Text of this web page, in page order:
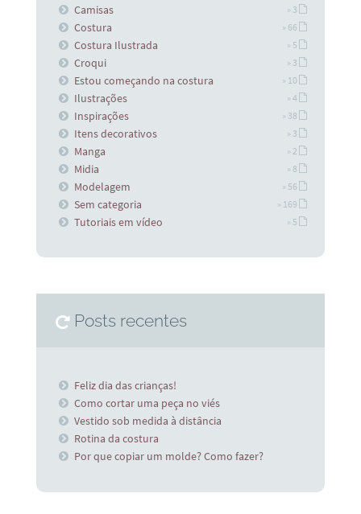
Camisas » 3
Costura » 66
Costura Ilustrada » 5
Croqui » 3
Estou começando na costura » 10
Ilustrações » 4
Inspirações » 38
Itens decorativos » 3
Manga » 2
Midia » 8
Modelagem » 56
Sem categoria » 169
Tutoriais em vídeo » 5
Posts recentes
Feliz dia das crianças!
Como cortar uma peça no viés
Vestido sob medida à distância
Rotina da costura
Por que copiar um molde? Como fazer?